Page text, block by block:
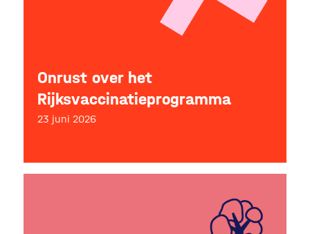
Onrust over het
Rijksvaccinatieprogramma
23 juni 2026